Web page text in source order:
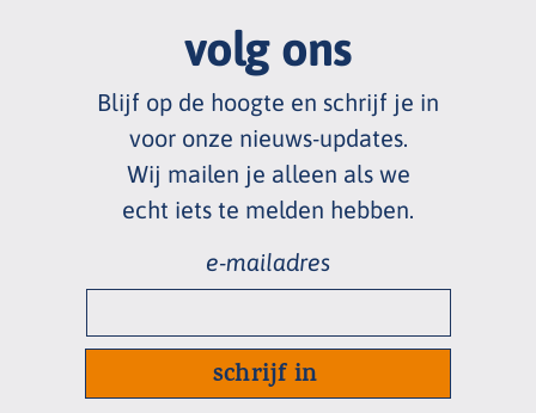
volg ons
Blijf op de hoogte en schrijf je in
voor onze nieuws-updates.
Wij mailen je alleen als we
echt iets te melden hebben.
mailadres